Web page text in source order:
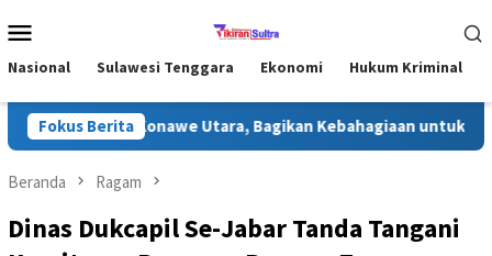
ke
Mobile
Nasional Sulawesi Tenggara Ekonomi Hukum Kriminal
Fokus Berita
di Konawe Utara, Bagikan Kebahagiaan untuk
Beranda Ragam
Dinas Dukcapil Se-Jabar Tanda Tangani